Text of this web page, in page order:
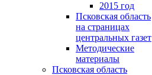
2015 год
Псковская область
на страницах
центральных газет
Методические
материалы
Псковская область